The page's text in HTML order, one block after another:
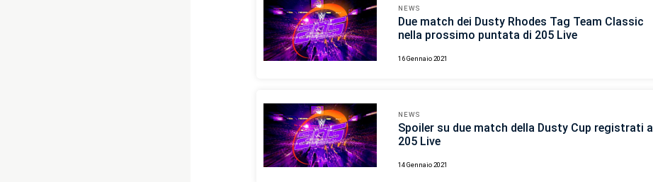
NEWS
Due match dei Dusty Rhodes Tag Team Classic
nella prossimo puntata di 205 Live
16 Gennaio 2021
NEWS
Spoiler su due match della Dusty Cup registrati a
205 Live
14 Gennaio 2021